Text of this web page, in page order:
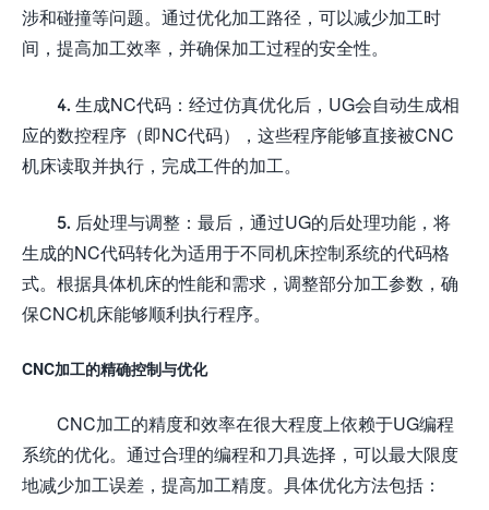
涉和碰撞等问题。通过优化加工路径，可以减少加工时
间，提高加工效率，并确保加工过程的安全性。
4. 生成NC代码：经过仿真优化后，UG会自动生成相
应的数控程序（即NC代码），这些程序能够直接被CNC
机床读取并执行，完成工件的加工。
5. 后处理与调整：最后，通过UG的后处理功能，将
生成的NC代码转化为适用于不同机床控制系统的代码格
式。根据具体机床的性能和需求，调整部分加工参数，确
保CNC机床能够顺利执行程序。
CNC加工的精确控制与优化
CNC加工的精度和效率在很大程度上依赖于UG编程
系统的优化。通过合理的编程和刀具选择，可以最大限度
地减少加工误差，提高加工精度。具体优化方法包括：